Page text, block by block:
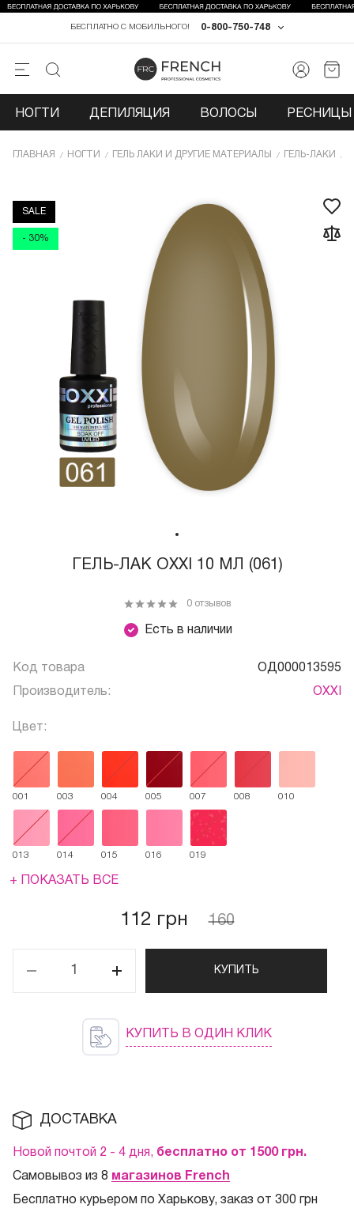
0-800-750-748
БЕСПЛАТНО С МОБИЛЬНОГО!
НОГТИ ДЕПИЛЯЦИЯ ВОЛОСЫ РЕСНИЦЫ
ГЛАВНАЯ НОГТИ ГЕЛЬ ЛАКИ И ДРУГИЕ МАТЕРИАЛЫ ГЕЛЬ-ЛАКИ
SALE
- 30%
ГЕЛЬ-ЛАК OXXI 10 МЛ (061)
Есть в наличии
0 отзывов
Код товара ОД000013595
Производитель: OXXI
Цвет:
001 003 004 005 007 008 010
013 014 015 016 019
+ ПОКАЗАТЬ ВСЕ
112 грн 160
КУПИТЬ
КУПИТЬ В ОДИН КЛИК
ДОСТАВКА
Новой почтой 2 - 4 дня, бесплатно от 1500 грн.
Самовывоз из 8 магазинов French
Бесплатно курьером по Харькову, заказ от 300 грн